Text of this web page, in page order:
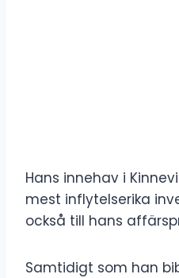
Hans innehav i
mest inflytelserika
också till hans
Samtidigt som han